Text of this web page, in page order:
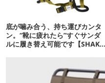
底が噛み合う、持ち運びカンタ
ン。“靴に疲れたら”すぐサンダ
ルに履き替え可能です【SHAKA